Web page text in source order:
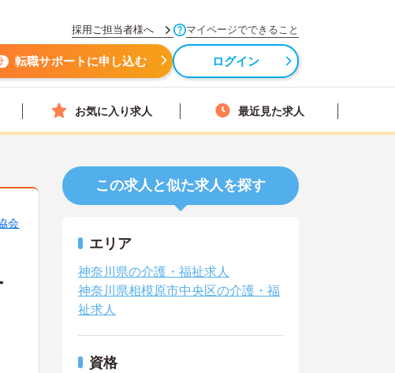
採用ご担当者様へ マイページでできること
転職サポートに申し込む ログイン
お気に入り求人 最近見た求人
会
この求人と似た求人を探す
エリア
神奈川県の介護・福祉求人
神奈川県相模原市中央区の介護・福
祉求人
資格